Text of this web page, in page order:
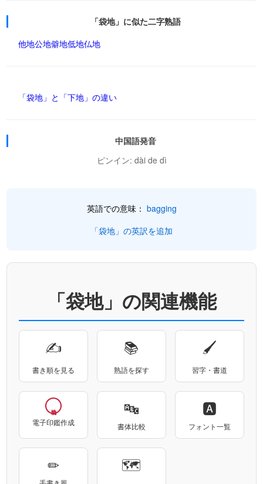
「袋地」に似た二字熟語
他地公地僻地低地仏地
「袋地」と「下地」の違い
中国語発音
ピンイン: dài de dì
英語での意味： bagging
「袋地」の英訳を追加
「袋地」の関連機能
✍
書き順を見る
📚
熟語を探す
🖌
習字・書道
電子印鑑作成
🔤
書体比較
🅰
フォント一覧
✏ 🗺